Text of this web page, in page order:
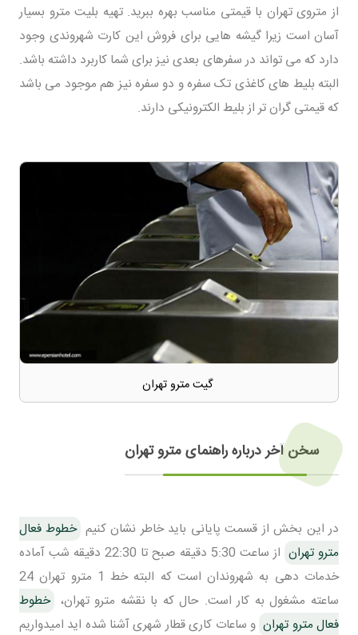
از متروی تهران با قیمتی مناسب بهره ببرید. تهیه بلیت مترو بسیار
آسان است زیرا گیشه هایی برای فروش این کارت شهروندی وجود
دارد که می تواند در سفرهای بعدی نیز برای شما کاربرد داشته باشد.
البته بلیط های کاغذی تک سفره و دو سفره نیز هم موجود می باشد
که قیمتی گران تر از بلیط الکترونیکی دارند.
گیت مترو تهران
سخن آخر درباره راهنمای مترو تهران
در این بخش از قسمت پایانی باید خاطر نشان کنیم خطوط فعال
مترو تهران
از ساعت 5:30 دقیقه صبح تا 22:30 دقیقه شب آماده
خدمات دهی به شهروندان است که البته خط 1 مترو تهران 24
ساعته مشغول به کار است. حال که با نقشه مترو تهران، خطوط
فعال مترو تهران و ساعات کاری قطار شهری آشنا شده اید امیدواریم